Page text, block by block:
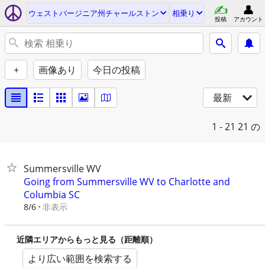
ウェストバージニア州チャールストン 相乗り
投稿 アカウント
+ 画像あり 今日の投稿
最新
1 - 21 21 の
Summersville WV
Going from Summersville WV to Charlotte and
Columbia SC
8/6 非表示
近隣エリアからもっと見る（距離順）
より広い範囲を検索する